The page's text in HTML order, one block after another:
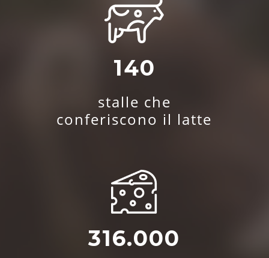
140
stalle che
conferiscono il latte
316.000